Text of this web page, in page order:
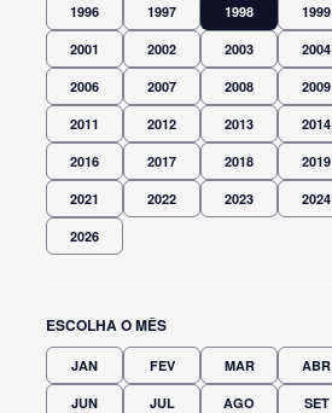
1996 1997 1998 1999
2001 2002 2003 2004
2006 2007 2008 2009
2011 2012 2013 2014
2016 2017 2018 2019
2021 2022 2023 2024
2026
ESCOLHA O MÊS
JAN FEV MAR ABR
JUN JUL AGO SET